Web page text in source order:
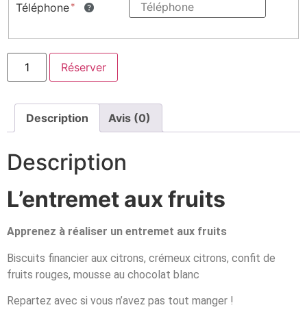
Téléphone
Réserver
Description Avis (0)
Description
L’entremet aux fruits
Apprenez à réaliser un entremet aux fruits
Biscuits financier aux citrons, crémeux citrons, confit de
fruits rouges, mousse au chocolat blanc
Repartez avec si vous n’avez pas tout manger !